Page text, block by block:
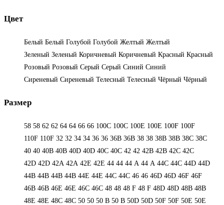
Цвет
Белый Белый Голубой Голубой Желтый Желтый
Зеленый Зеленый Коричневый Коричневый Красный Красный
Розовый Розовый Серый Серый Синий Синий
Сиреневый Сиреневый Телесный Телесный Чёрный Чёрный
Размер
58 58 62 62 64 64 66 66 100C 100C 100E 100E 100F 100F
110F 110F 32 32 34 34 36 36 36B 36B 38 38 38B 38B 38С 38С
40 40 40B 40B 40D 40D 40С 40С 42 42 42B 42B 42C 42C
42D 42D 42А 42А 42Е 42Е 44 44 44 А 44 А 44C 44C 44D 44D
44В 44В 44В 44В 44Е 44Е 44С 44С 46 46 46D 46D 46F 46F
46В 46В 46Е 46Е 46С 46С 48 48 48 F 48 F 48D 48D 48В 48В
48Е 48Е 48С 48С 50 50 50 B 50 B 50D 50D 50F 50F 50Е 50Е